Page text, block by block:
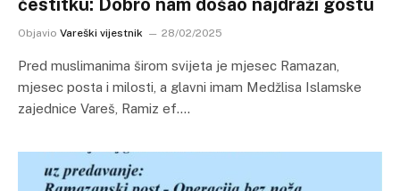
Objavio Vareški vijestnik 28/02/2025
Pred muslimanima širom svijeta je mjesec Ramazan,
mjesec posta i milosti, a glavni imam Medžlisa Islamske
zajednice Vareš, Ramiz ef.…